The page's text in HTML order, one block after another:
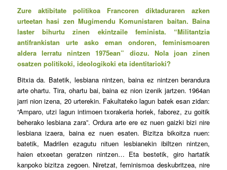
Zure aktibitate politikoa Francoren diktaduraren azken
urteetan hasi zen Mugimendu Komunistaren baitan. Baina
laster bihurtu zinen ekintzaile feminista. “Militantzia
antifrankistan urte asko eman ondoren, feminismoaren
aldera lerratu nintzen 1975ean” diozu. Nola joan zinen
osatzen politikoki, ideologikoki eta identitarioki?
Bitxia da. Batetik, lesbiana nintzen, baina ez nintzen berandura
arte ohartu. Tira, ohartu bai, baina ez nion izenik jartzen. 1964an
jarri nion izena, 20 urterekin. Fakultateko lagun batek esan zidan:
“Amparo, utzi lagun intimoen txorakeria horiek, faborez, zu goitik
beherako lesbiana zara”. Ordura arte ere ez nuen gaizki bizi nire
lesbiana izaera, baina ez nuen esaten. Bizitza bikoitza nuen:
batetik, Madrilen ezagutu nituen lesbianekin ibiltzen nintzen,
haien etxeetan geratzen nintzen… Eta bestetik, giro hartatik
kanpoko bizitza zegoen. Niretzat, feminismoa deskubritzea, nire